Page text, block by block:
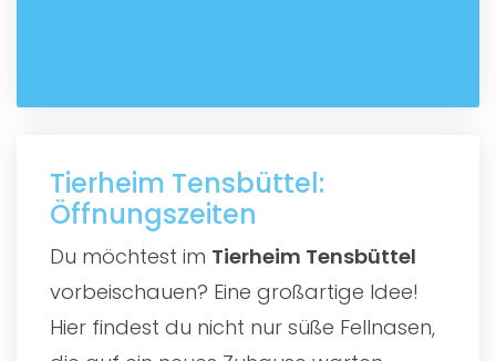
Tierheim Tensbüttel:
Öffnungszeiten
Du möchtest im Tierheim Tensbüttel
vorbeischauen? Eine großartige Idee!
Hier findest du nicht nur süße Fellnasen,